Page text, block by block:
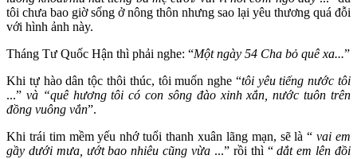
tôi chưa bao giờ sống ở nông thôn nhưng sao lại yêu thương quá đỗi
với hình ảnh này.
Tháng Tư Quốc Hận thì phải nghe: “Một ngày 54 Cha bỏ quê xa...”
Khi tự hào dân tộc thôi thúc, tôi muốn nghe “tôi yêu tiếng nước tôi
...” và “quê hương tôi có con sông đào xinh xắn, nước tuôn trên
đồng vuông vắn”.
Khi trái tim mềm yếu nhớ tuổi thanh xuân lãng mạn, sẽ là “ vai em
gầy dưới mưa, ướt bao nhiêu cũng vừa ...” rồi thì “dắt em lên đồi